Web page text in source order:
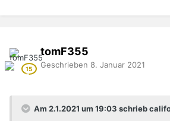
tomF355
Geschrieben 8. Januar 2021
Am 2.1.2021 um 19:03 schrieb